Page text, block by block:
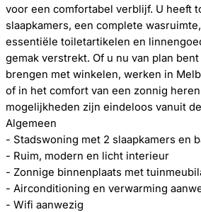
voor een comfortabel verblijf. U heeft
slaapkamers, een complete
essentiële toiletartikelen en
gemak verstrekt. Of u nu van plan
brengen met winkelen, werken in
of in het comfort van een zonnig
mogelijkheden zijn eindeloos vanuit
Algemeen
- Stadswoning met 2 slaapkamers en
- Ruim, modern en licht interieur
- Zonnige binnenplaats met
- Airconditioning en verwarming
- Wifi aanwezig